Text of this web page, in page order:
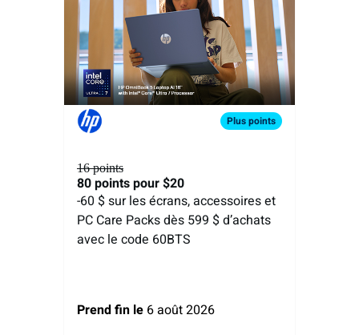
Pluspoints
16 points
80 pointspour $20
-60 $ sur les écrans, accessoires et
PC Care Packs dès 599 $ d’achats
avec le code 60BTS
Prend fin le 6 août 2026